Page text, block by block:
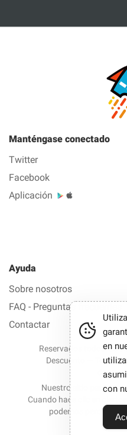
Manténgase conectado
Twitter
Facebook
Aplicación
Ayuda
Sobre nosotros
FAQ - Preguntas frecuentes
Contactar
Reservados todos los
Descuento — Todas
Nuestro sitio participa
Cuando hace clic en
podemos percibir en
en
con